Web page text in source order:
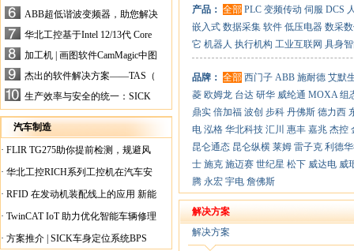
任务选型）更新预告
ABB超低谐波变频器，助您解决
电气设备运行难题！
华北工控基于Intel 12/13代 Core
的ATX-6159嵌入式主板，推进
机器人市场
加工机 | 画图软件CamMagic中图
层整合的问题
杰出的软件解决方案——TAS（
Turck Automation Suite）
生产效率与安全的统一：SICK
关于机器人技术传感器解决方案
的采访
汽车制造
· FLIR TG275助你提前检测，规避风
险！
· 华北工控RICH系列工控机在汽车安
全检测行业中的应用
· RFID 在发动机装配线上的应用 新能
源汽车爆炸频发？
· TwinCAT IoT 助力优化智能车辆修理
· 方案推介 | SICK车身定位系统BPS
产品： 全部 PLC 变频传动 伺服 DCS
嵌入式 数据采集 软件 低压电器 数采
它 机器人 执行机构 工业互联网 具身
品牌： 全部 西门子 ABB 施耐德 艾默
菱 欧姆龙 台达 研华 威纶通 MOXA 组
鼎实 倍加福 波创 步科 丹佛斯 德力西
电 泓格 华北科技 汇川 惠丰 嘉兆 杰控
昆仑通态 昆仑纵横 莱姆 雷子克 利德
士 施克 施迈赛 世纪星 松下 威达电 威
腾 永宏 宇电 詹佛斯
解决方案
解决方案